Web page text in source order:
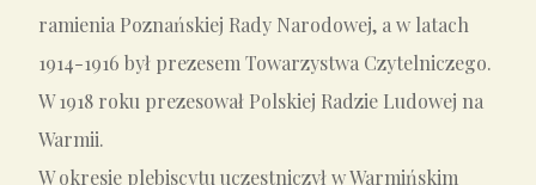
ramienia Poznańskiej Rady Narodowej, a w latach
1914-1916 był prezesem Towarzystwa Czytelniczego.
W 1918 roku prezesował Polskiej Radzie Ludowej na
Warmii.
W okresie plebiscytu uczestniczył w Warmińskim